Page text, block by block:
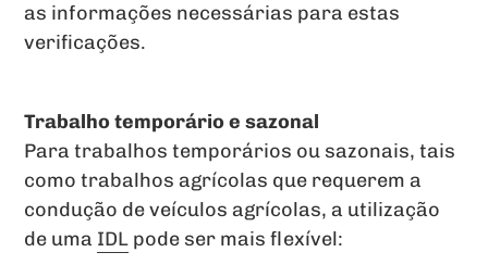
as informações necessárias para estas
verificações.
Trabalho temporário e sazonal
Para trabalhos temporários ou sazonais, tais
como trabalhos agrícolas que requerem a
condução de veículos agrícolas, a utilização
de uma IDL pode ser mais flexível: